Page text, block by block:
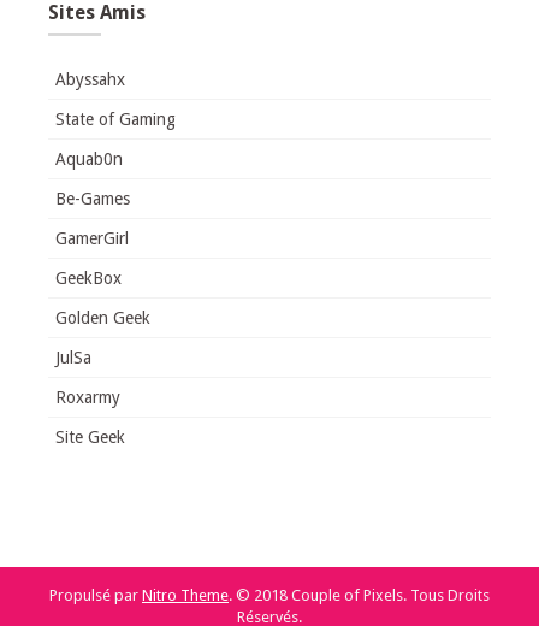
Sites Amis
Abyssahx
State of Gaming
Aquab0n
Be-Games
GamerGirl
GeekBox
Golden Geek
JulSa
Roxarmy
Site Geek
Propulsé par Nitro Theme. © 2018 Couple of Pixels. Tous Droits
Réservés.